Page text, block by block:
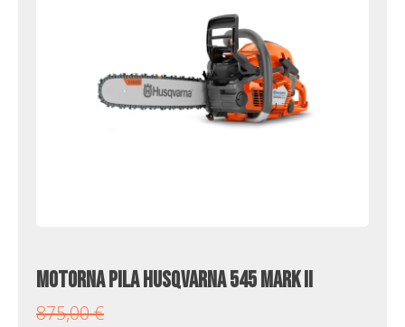
Motorna pila Husqvarna 545 Mark II
875,00€